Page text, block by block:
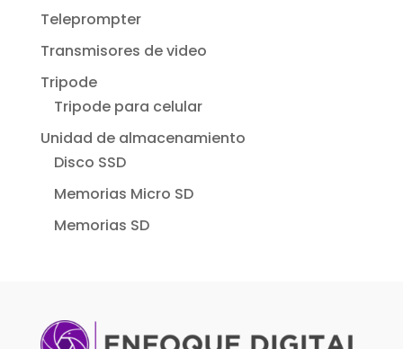
Teleprompter
Transmisores de video
Tripode
Tripode para celular
Unidad de almacenamiento
Disco SSD
Memorias Micro SD
Memorias SD